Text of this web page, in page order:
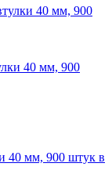
40 мм, 900